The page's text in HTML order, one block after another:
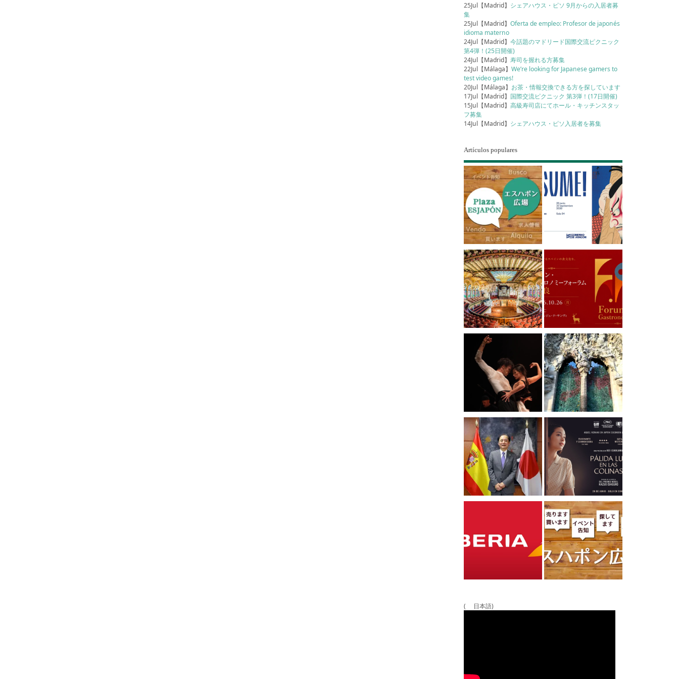
25Jul【Madrid】 シェアハウス・ピソ 9月からの入居者募
集
25Jul【Madrid】Oferta de empleo: Profesor de japonés
idioma materno
24Jul【Madrid】今話題のマドリード国際交流ピクニック
第4弾！(25日開催)
24Jul【Madrid】寿司を握れる方募集
22Jul【Málaga】We’re looking for Japanese gamers to
test video games!
20Jul【Málaga】 お茶・情報交換できる方を探しています
17Jul【Madrid】 国際交流ピクニック 第3弾！(17日開催)
15Jul【Madrid】高級寿司店にてホール・キッチンスタッ
フ募集
14Jul【Madrid】 シェアハウス・ピソ入居者を募集
Artículos populares
( 日本語)